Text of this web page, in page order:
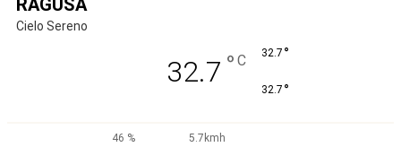
RAGUSA
Cielo Sereno
32.7 ° C 32.7 °
32.7 °
46 %
5.7kmh